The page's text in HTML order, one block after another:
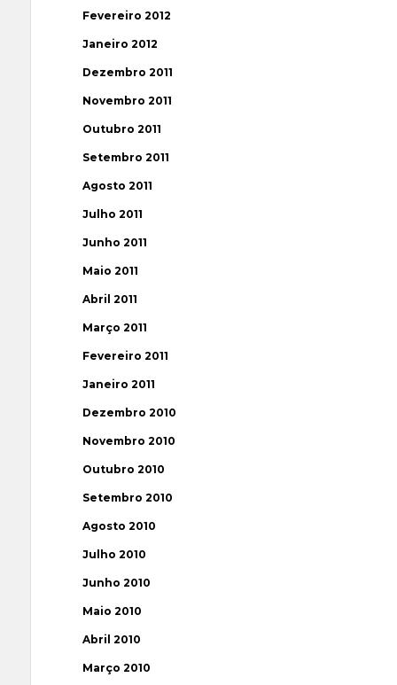
Fevereiro 2012
Janeiro 2012
Dezembro 2011
Novembro 2011
Outubro 2011
Setembro 2011
Agosto 2011
Julho 2011
Junho 2011
Maio 2011
Abril 2011
Março 2011
Fevereiro 2011
Janeiro 2011
Dezembro 2010
Novembro 2010
Outubro 2010
Setembro 2010
Agosto 2010
Julho 2010
Junho 2010
Maio 2010
Abril 2010
Março 2010